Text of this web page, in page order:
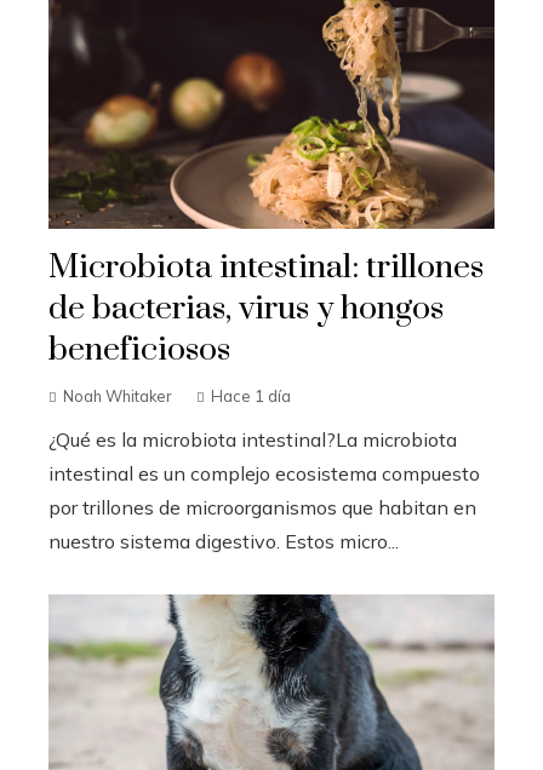
Microbiota intestinal: trillones
de bacterias, virus y hongos
beneficiosos
Noah Whitaker Hace 1 día
¿Qué es la microbiota intestinal?La microbiota
intestinal es un complejo ecosistema compuesto
por trillones de microorganismos que habitan en
nuestro sistema digestivo. Estos micro...